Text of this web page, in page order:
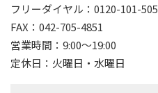
フリーダイヤル：0120-101-505
FAX：042-705-4851
営業時間：9:00～19:00
定休日：火曜日・水曜日